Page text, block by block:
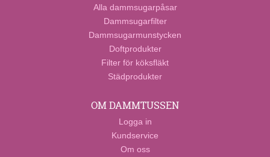
Alla dammsugarpåsar
Dammsugarfilter
Dammsugarmunstycken
Doftprodukter
Filter för köksfläkt
Städprodukter
OM DAMMTUSSEN
Logga in
Kundservice
Om oss